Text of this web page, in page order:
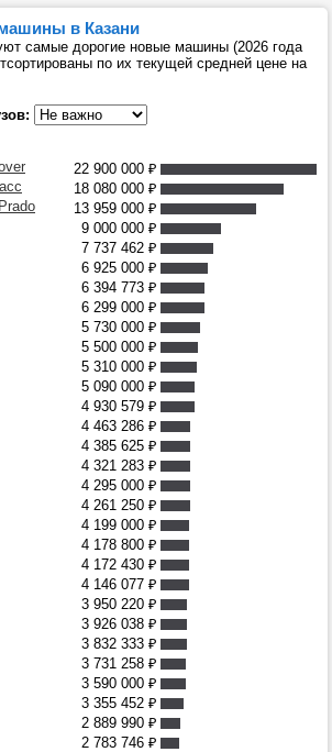
в Казани
самые дорогие новые машины (2026 года
по их текущей средней цене на
22 900 000 ₽
18 080 000 ₽
13 959 000 ₽
9 000 000 ₽
7 737 462 ₽
6 925 000 ₽
6 394 773 ₽
6 299 000 ₽
5 730 000 ₽
5 500 000 ₽
5 310 000 ₽
5 090 000 ₽
4 930 579 ₽
4 463 286 ₽
4 385 625 ₽
4 321 283 ₽
4 295 000 ₽
4 261 250 ₽
4 199 000 ₽
4 178 800 ₽
4 172 430 ₽
4 146 077 ₽
3 950 220 ₽
3 926 038 ₽
3 832 333 ₽
3 731 258 ₽
3 590 000 ₽
3 355 452 ₽
2 889 990 ₽
2 783 746 ₽